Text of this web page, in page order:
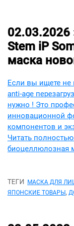
02.03.2026
Stem iP
маска
Если вы ищете не
anti-age
нужно ! Это
инновационной
компонентов и
Читать
биоцеллюлозная
ТЕГИ МАСКА ДЛЯ
ЯПОНСКИЕ ТОВАРЫ ,